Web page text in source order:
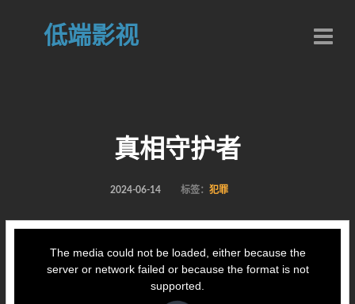
低端影视
真相守护者
2024-06-14 标签： 犯罪
The media could not be loaded, either because the
server or network failed or because the format is not
supported.